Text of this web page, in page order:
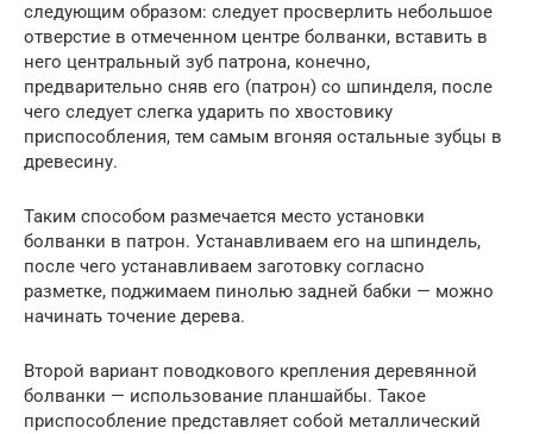
следующим образом: следует просверлить небольшое
отверстие в отмеченном центре болванки, вставить в
него центральный зуб патрона, конечно,
предварительно сняв его (патрон) со шпинделя, после
чего следует слегка ударить по хвостовику
приспособления, тем самым вгоняя остальные зубцы в
древесину.
Таким способом размечается место установки
болванки в патрон. Устанавливаем его на шпиндель,
после чего устанавливаем заготовку согласно
разметке, поджимаем пинолью задней бабки — можно
начинать точение дерева.
Второй вариант поводкового крепления деревянной
болванки — использование планшайбы. Такое
приспособление представляет собой металлический